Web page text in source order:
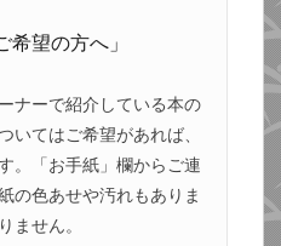
希望の方へ」
ナーで紹介している本の
いてはご希望があれば、
。「お手紙」欄からご連
の色あせや汚れもありま
ません。